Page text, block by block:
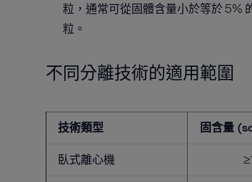
粒，通常可從固體含量小於等於 5%
粒。
不同分離技術的適用範圍
技術類型 固含量
臥式離心機